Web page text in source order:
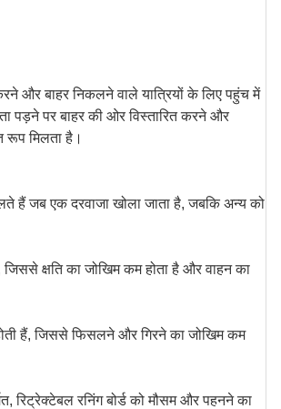
और बाहर निकलने वाले यात्रियों के लिए पहुंच में
पड़ने पर बाहर की ओर विस्तारित करने और
रूप मिलता है।
हैं जब एक दरवाजा खोला जाता है, जबकि अन्य को
क्षति का जोखिम कम होता है और वाहन का
हैं, जिससे फिसलने और गिरने का जोखिम कम
रिट्रेक्टेबल रनिंग बोर्ड को मौसम और पहनने का